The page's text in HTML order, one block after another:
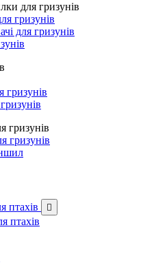
для гризунів
гризунів
для гризунів
гризунів
гризунів
гризунів
птахів 
птахів